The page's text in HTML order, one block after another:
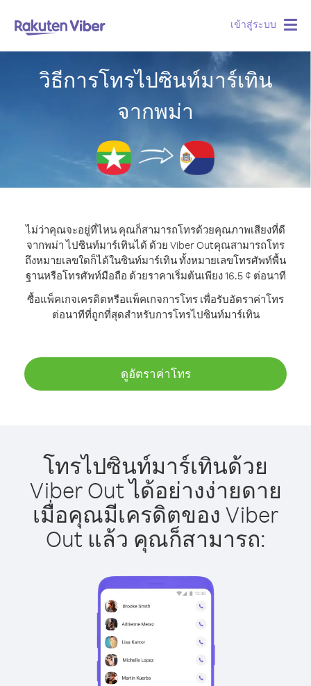
เข้าสู่ระบบ
วิธีการโทรไปซินท์มาร์เทิน
จากพม่า
ไม่ว่าคุณจะอยู่ที่ไหน คุณก็สามารถโทรด้วยคุณภาพเสียงที่ดี
จากพม่า ไปซินท์มาร์เทินได้ ด้วย Viber Outคุณสามารถโทร
ถึงหมายเลขใดก็ได้ในซินท์มาร์เทิน ทั้งหมายเลขโทรศัพท์พื้น
ฐานหรือโทรศัพท์มือถือ ด้วยราคาเริ่มต้นเพียง 16.5 ¢ ต่อนาที
ซื้อแพ็คเกจเครดิตหรือแพ็คเกจการโทร เพื่อรับอัตราค่าโทร
ต่อนาทีที่ถูกที่สุดสำหรับการโทรไปซินท์มาร์เทิน
ดูอัตราค่าโทร
โทรไปซินท์มาร์เทินด้วย
Viber Out ได้อย่างง่ายดาย
เมื่อคุณมีเครดิตของ Viber
Out แล้ว คุณก็สามารถ: